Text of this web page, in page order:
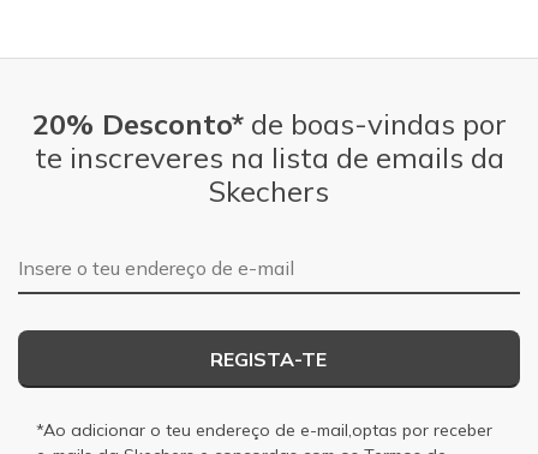
20% Desconto*de boas-vindas por
te inscreveres na lista de emails da
Skechers
Endereço de e-mail
REGISTA-TE
*Ao adicionar o teu endereço de e-mail,optas por receber